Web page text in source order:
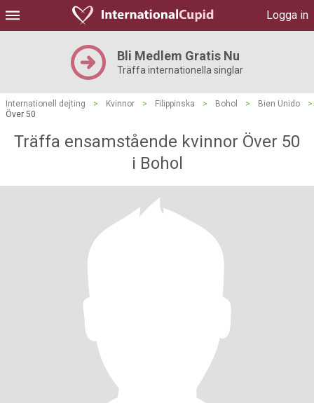
Logga in
Bli Medlem Gratis Nu
Träffa internationella singlar
Internationell dejting > Kvinnor > Filippinska > Bohol > Bien Unido
>
Över 50
Träffa ensamstående kvinnor Över 50
i Bohol